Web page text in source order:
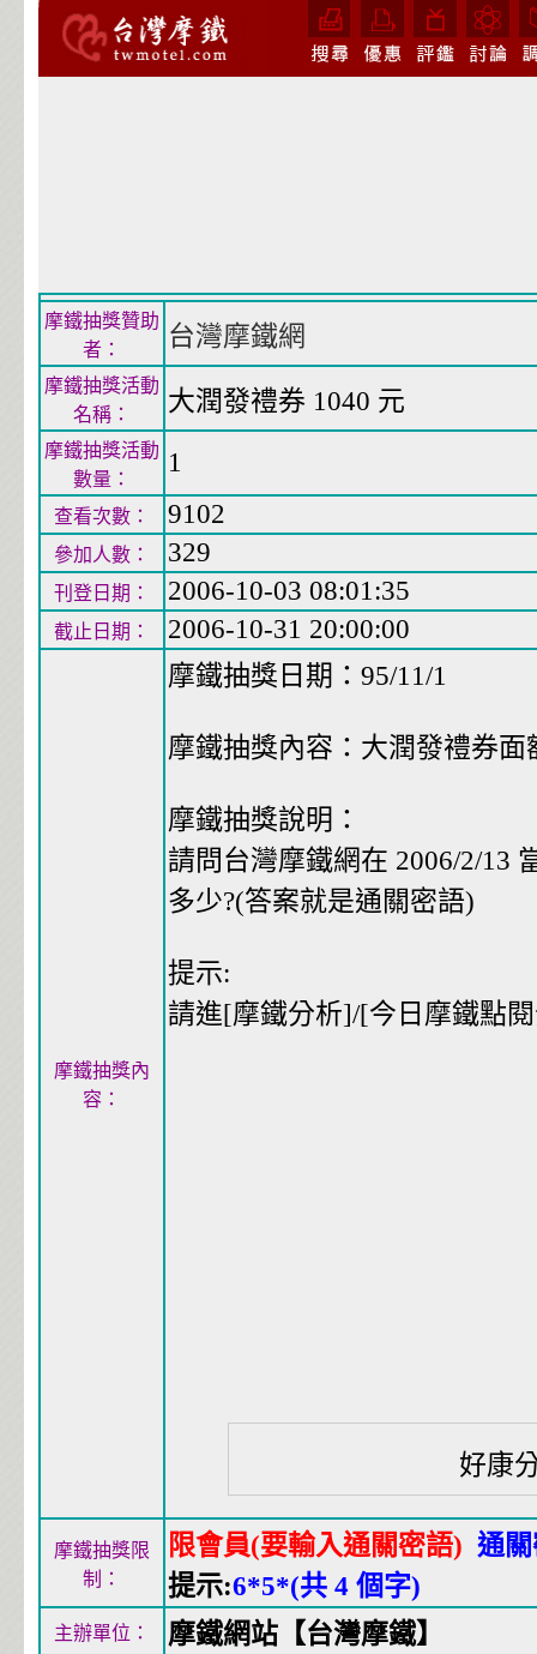
摩鐵抽獎贊助
者：
台灣摩鐵網
摩鐵抽獎活動
名稱：
大潤發禮券 1040 元
摩鐵抽獎活動
數量：
1
查看次數： 9102
參加人數： 329
刊登日期： 2006-10-03 08:01:35
截止日期： 2006-10-31 20:00:00
摩鐵抽獎內
容：
摩鐵抽獎日期：95/11/1
摩鐵抽獎內容：大潤發禮券面
摩鐵抽獎說明：
請問台灣摩鐵網在 2006/2/13
多少?(答案就是通關密語)
提示:
請進[摩鐵分析]/[今日摩鐵點
好康
摩鐵抽獎限
制：
限會員(要輸入通關密語) 通
提示:6*5*(共 4 個字)
主辦單位： 摩鐵網站【台灣摩鐵】